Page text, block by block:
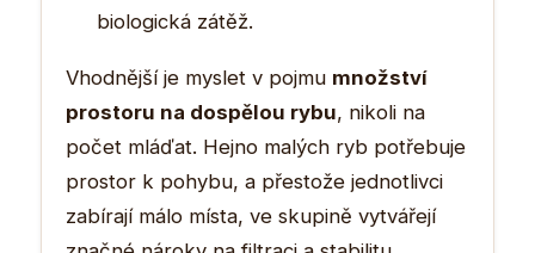
biologická zátěž.
Vhodnější je myslet v pojmu množství
prostoru na dospělou rybu, nikoli na
počet mláďat. Hejno malých ryb potřebuje
prostor k pohybu, a přestože jednotlivci
zabírají málo místa, ve skupině vytvářejí